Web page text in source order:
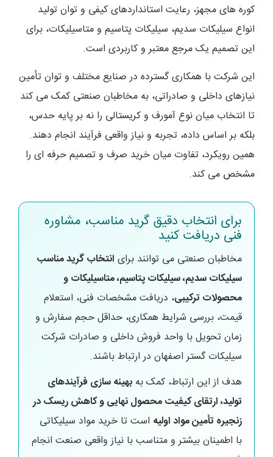
کوره های مجهز، رعایت استانداردهای کیفی و توان تولید
انواع سیلیکات سدیم، سیلیکات پتاسیم و متاسیلیکات، برای
این تصمیم یک مرجع معتبر و کاربردی است.
این شرکت با همکاری گسترده در صنایع مختلف و توان تأمین
نیازهای داخلی و صادراتی، به مخاطبان صنعتی کمک می کند
تا انتخاب میان نوع آمورف و کریستالی را نه بر پایه حدس،
بلکه بر اساس داده، تجربه و نیاز واقعی فرآیند انجام دهند.
همین رویکرد، تفاوت میان خرید صرف و تصمیم حرفه ای را
مشخص می کند.
برای انتخاب دقیق گرید مناسب، مشاوره
فنی دریافت کنید
مخاطبان صنعتی می توانند برای انتخاب گرید مناسب
سیلیکات سدیم، سیلیکات پتاسیم، متاسیلیکات و
محصولات ترکیبی، دریافت مشخصات فنی، استعلام
قیمت، بررسی شرایط همکاری، حداقل حجم سفارش و
زمان تحویل با واحد فروش داخلی و صادرات شرکت
سیلیکات گستر اصفهان در ارتباط باشند.
هدف از این ارتباط، کمک به بهینه سازی فرآیندهای
تولید، ارتقای کیفیت محصول نهایی و کاهش ریسک در
زنجیره تأمین مواد اولیه است تا خرید مواد سیلیکاتی
با اطمینان بیشتر و متناسب با نیاز واقعی صنعت انجام